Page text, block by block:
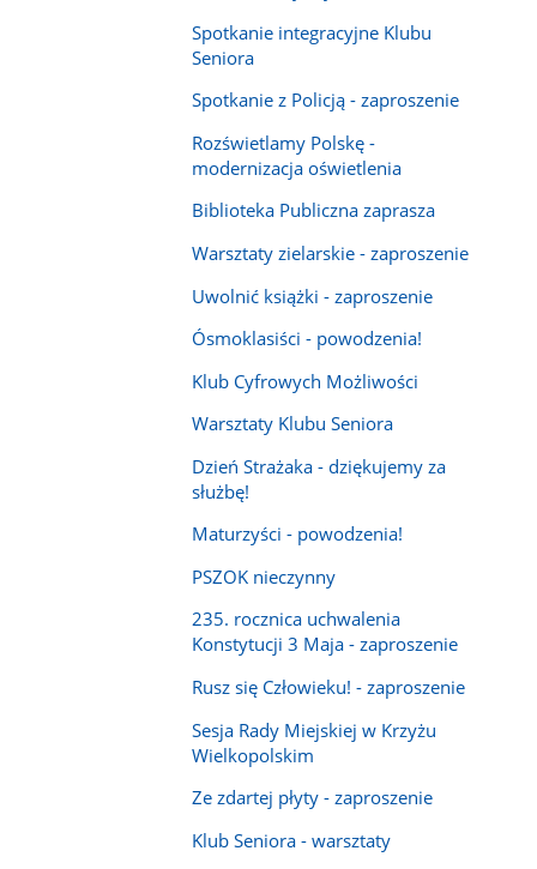
Spotkanie integracyjne Klubu
Seniora
Spotkanie z Policją - zaproszenie
Rozświetlamy Polskę -
modernizacja oświetlenia
Biblioteka Publiczna zaprasza
Warsztaty zielarskie - zaproszenie
Uwolnić książki - zaproszenie
Ósmoklasiści - powodzenia!
Klub Cyfrowych Możliwości
Warsztaty Klubu Seniora
Dzień Strażaka - dziękujemy za
służbę!
Maturzyści - powodzenia!
PSZOK nieczynny
235. rocznica uchwalenia
Konstytucji 3 Maja - zaproszenie
Rusz się Człowieku! - zaproszenie
Sesja Rady Miejskiej w Krzyżu
Wielkopolskim
Ze zdartej płyty - zaproszenie
Klub Seniora - warsztaty